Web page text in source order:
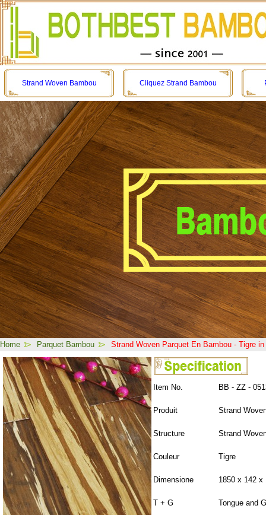
Strand Woven Bambou Cliquez Strand Bambou
Home Parquet Bambou Strand Woven Parquet En Bambou - Tigre
Item No. BB - ZZ -
Produit Strand
Structure Strand
Couleur Tigre
Dimensione 1850 x 142 x
T + G Tongue and